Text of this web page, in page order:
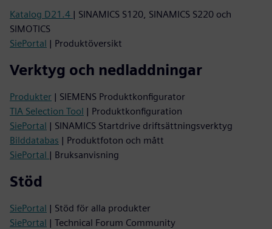
Katalog D21.4 | SINAMICS S120, SINAMICS S220 och
SIMOTICS
SiePortal | Produktöversikt
Verktyg och nedladdningar
Produkter | SIEMENS Produktkonfigurator
TIA Selection Tool | Produktkonfiguration
SiePortal | SINAMICS Startdrive driftsättningsverktyg
Bilddatabas | Produktfoton och mått
SiePortal | Bruksanvisning
Stöd
SiePortal | Stöd för alla produkter
SiePortal | Technical Forum Community